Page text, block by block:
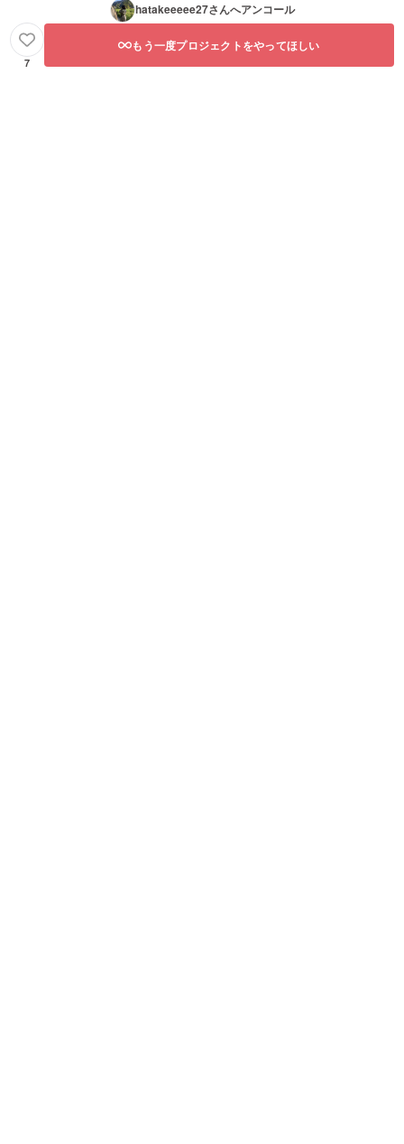
hatakeeeee27さんへアンコール
7
もう一度プロジェクトをやってほしい